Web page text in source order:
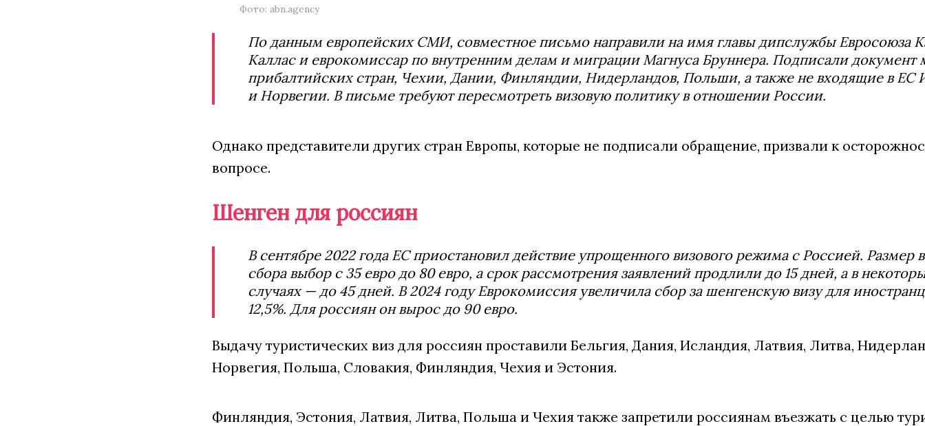
Фото: abn.agency
По данным европейских СМИ, совместное письмо направили на имя главы дипслужбы Евросоюза
Каллас и еврокомиссар по внутренним делам и миграции Магнуса Бруннера. Подписали документ
прибалтийских стран, Чехии, Дании, Финляндии, Нидерландов, Польши, а также не входящие в ЕС
и Норвегии. В письме требуют пересмотреть визовую политику в отношении России.
Однако представители других стран Европы, которые не подписали обращение, призвали к
вопросе.
Шенген для россиян
В сентябре 2022 года ЕС приостановил действие упрощенного визового режима с Россией. Размер
сбора выбор с 35 евро до 80 евро, а срок рассмотрения заявлений продлили до 15 дней, а в
случаях — до 45 дней. В 2024 году Еврокомиссия увеличила сбор за шенгенскую визу для
12,5%. Для россиян он вырос до 90 евро.
Выдачу туристических виз для россиян проставили Бельгия, Дания, Исландия, Латвия, Литва,
Норвегия, Польша, Словакия, Финляндия, Чехия и Эстония.
Финляндия, Эстония, Латвия, Литва, Польша и Чехия также запретили россиянам въезжать с целью